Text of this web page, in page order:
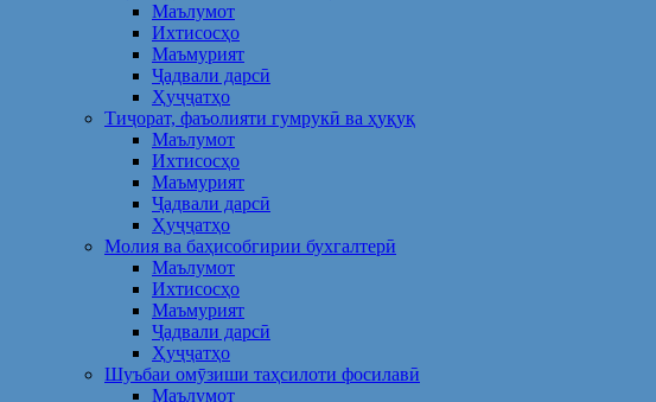
Маълумот
Ихтисосҳо
Маъмурият
Ҷадвали дарсӣ
Ҳуҷҷатҳо
Тиҷорат, фаъолияти гумрукӣ ва ҳуқуқ
Маълумот
Ихтисосҳо
Маъмурият
Ҷадвали дарсӣ
Ҳуҷҷатҳо
Молия ва баҳисобгирии бухгалтерӣ
Маълумот
Ихтисосҳо
Маъмурият
Ҷадвали дарсӣ
Ҳуҷҷатҳо
Шуъбаи омӯзиши таҳсилоти фосилавӣ
Маълумот